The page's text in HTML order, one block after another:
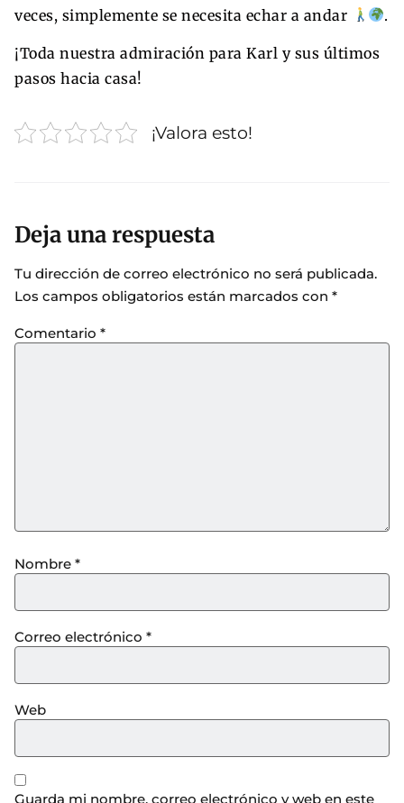
veces, simplemente se necesita echar a andar .
¡Toda nuestra admiración para Karl y sus últimos
pasos hacia casa!
¡Valora esto!
Deja una respuesta
Tu dirección de correo electrónico no será publicada.
Los campos obligatorios están marcados con *
Comentario *
Nombre *
Correo electrónico *
Web
Guarda mi nombre, correo electrónico y web en este